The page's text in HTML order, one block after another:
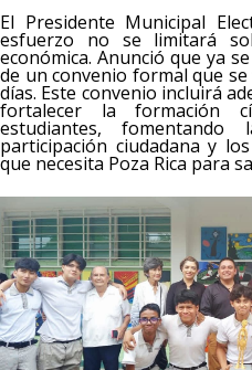
El Presidente Municipal
esfuerzo no se limitará
económica. Anunció que ya
de un convenio formal que
días. Este convenio incluirá
fortalecer la formación
estudiantes, fomentando
participación ciudadana y
que necesita Poza Rica para